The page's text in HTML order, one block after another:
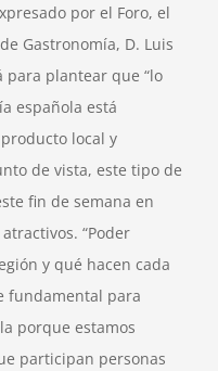
por el Foro, el
Gastronomía, D. Luis
para plantear que “lo
española está
local y
de vista, este tipo de
fin de semana en
“Poder
y qué hacen cada
fundamental para
porque estamos
participan personas